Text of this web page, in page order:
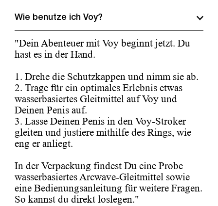
Wie benutze ich Voy?
"Dein Abenteuer mit Voy beginnt jetzt. Du
hast es in der Hand.
1. Drehe die Schutzkappen und nimm sie ab.
2. Trage für ein optimales Erlebnis etwas
wasserbasiertes Gleitmittel auf Voy und
Deinen Penis auf.
3. Lasse Deinen Penis in den Voy-Stroker
gleiten und justiere mithilfe des Rings, wie
eng er anliegt.
In der Verpackung findest Du eine Probe
wasserbasiertes Arcwave-Gleitmittel sowie
eine Bedienungsanleitung für weitere Fragen.
So kannst du direkt loslegen."